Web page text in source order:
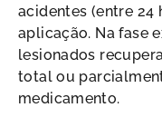
acidentes (entre 24
aplicação. Na fase
lesionados
total ou
medicamento.